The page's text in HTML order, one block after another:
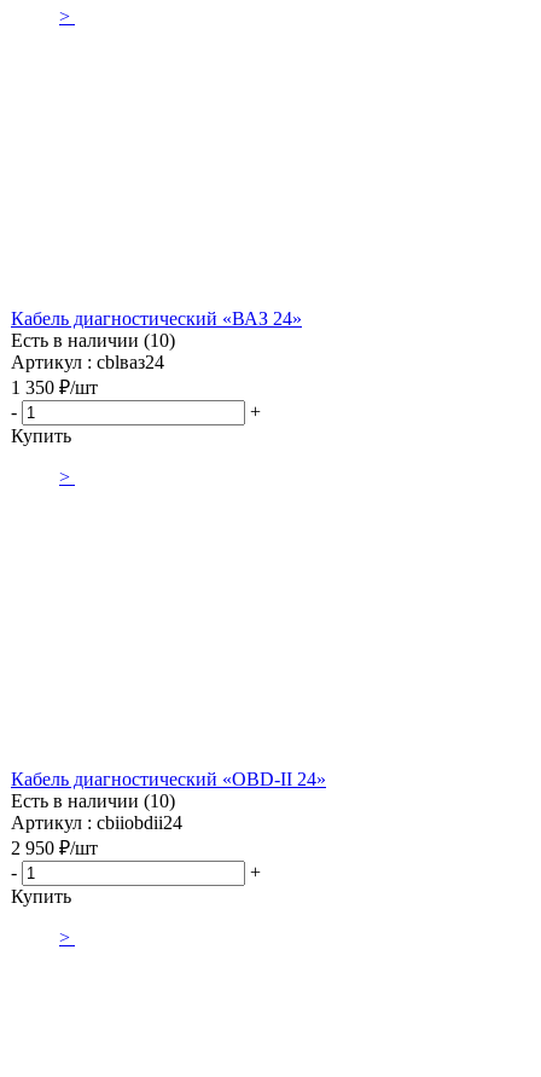
>
Кабель диагностический «ВАЗ 24»
Есть в наличии (10)
Артикул : cblваз24
1 350 ₽/шт
-
+
Купить
>
Кабель диагностический «OBD-II 24»
Есть в наличии (10)
Артикул : cbiiobdii24
2 950 ₽/шт
-
+
Купить
>